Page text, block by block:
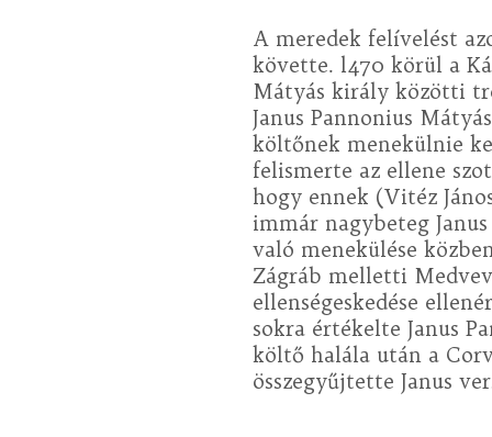
A meredek felívelést
követte. l470 körül a
Mátyás király közötti
Janus Pannonius
költőnek menekülnie
felismerte az ellene
hogy ennek (Vitéz
immár nagybeteg
való menekülése
Zágráb melletti
ellenségeskedése
sokra értékelte Janus
költő halála után a
összegyűjtette Janus